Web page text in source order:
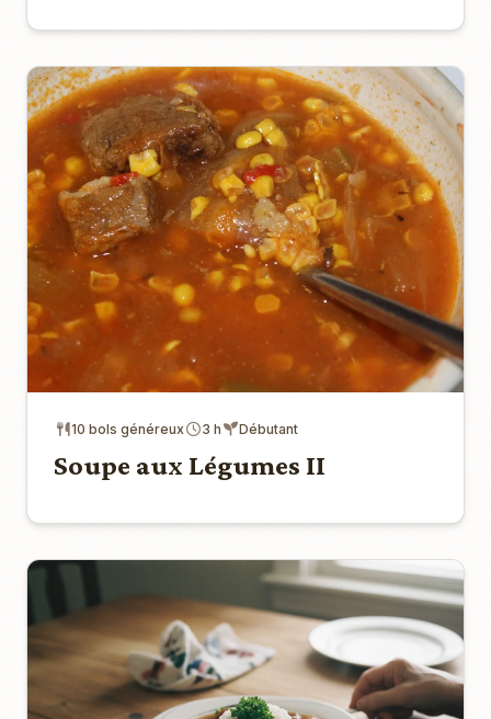
10 bols généreux 3 h Débutant
Soupe aux Légumes II